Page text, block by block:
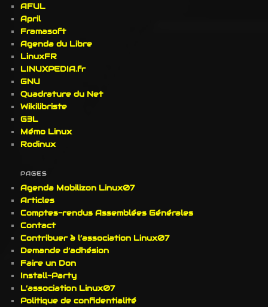
AFUL
April
Framasoft
Agenda du Libre
LinuxFR
LINUXPEDIA.fr
GNU
Quadrature du Net
Wikilibriste
G3L
Mémo Linux
Rodinux
PAGES
Agenda Mobilizon Linux07
Articles
Comptes-rendus Assemblées Générales
Contact
Contribuer à l’association Linux07
Demande d’adhésion
Faire un Don
Install-Party
L’association Linux07
Politique de confidentialité